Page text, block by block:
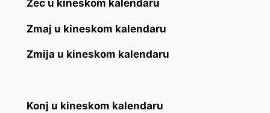
Zec u kineskom kalendaru
Zmaj u kineskom kalendaru
Zmija u kineskom kalendaru
Konj u kineskom kalendaru